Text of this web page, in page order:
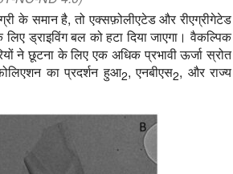
के समान है, तो एक्सफ़ोलीएटेड और रीएग्रीगेटेड
ड्राइविंग बल को हटा दिया जाएगा। वैकल्पिक
ने छूटना के लिए एक अधिक प्रभावी ऊर्जा स्रोत
का प्रदर्शन हुआ2, एनबीएस2, और राज्य